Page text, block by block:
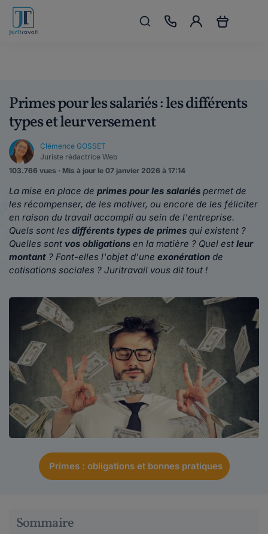
Primes pour les salariés : les différents
types et leur versement
Clémence GOSSET
Juriste rédactrice Web
103.766 vues · Mis à jour le 07 janvier 2026 à 17:14
La mise en place de primes pour les salariés permet de
les récompenser, de les motiver, ou encore de les féliciter
en raison du travail accompli au sein de l'entreprise.
Quels sont les différents types de primes qui existent ?
Quelles sont vos obligations en la matière ? Quel est leur
montant ? Font-elles l'objet d'une exonération de
cotisations sociales ? Juritravail vous dit tout !
Primes : obligations et bonnes pratiques
Sommaire